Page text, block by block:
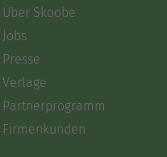
Über Skoobe
Jobs
Presse
Verlage
Partnerprogramm
Firmenkunden